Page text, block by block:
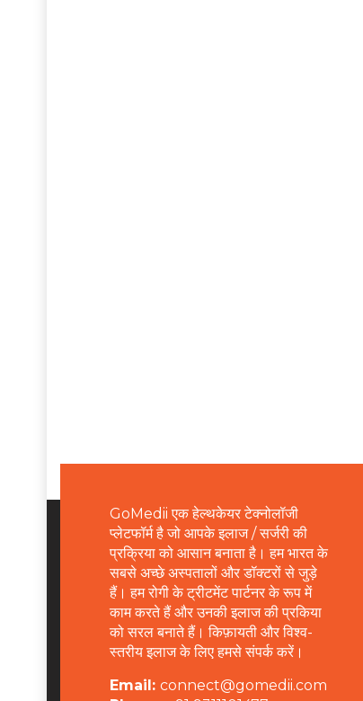
GoMedii एक हेल्थकेयर टेक्नोलॉजी
प्लेटफॉर्म है जो आपके इलाज / सर्जरी की
प्रक्रिया को आसान बनाता है। हम भारत के
सबसे अच्छे अस्पतालों और डॉक्टरों से जुड़े
हैं। हम रोगी के ट्रीटमेंट पार्टनर के रूप में
काम करते हैं और उनकी इलाज की प्रकिया
को सरल बनाते हैं। किफ़ायती और विश्व-
स्तरीय इलाज के लिए हमसे संपर्क करें।
Email: connect@gomedii.com